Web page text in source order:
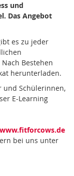
und
Das Angebot
es zu jeder
Bestehen
herunterladen.
und Schülerinnen,
E-Learning
www.fitforcows.de
bei uns unter